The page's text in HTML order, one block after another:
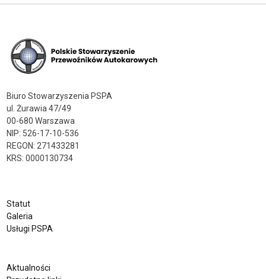
Biuro Stowarzyszenia PSPA
ul. Żurawia 47/49
00-680 Warszawa
NIP: 526-17-10-536
REGON: 271433281
KRS: 0000130734
Statut
Galeria
Usługi PSPA
Aktualności